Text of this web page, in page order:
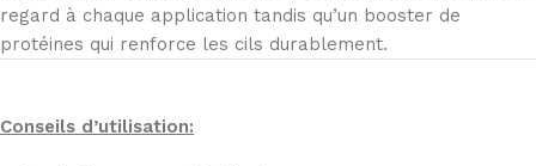
regard à chaque application tandis qu’un booster de
protéines qui renforce les cils durablement.
Conseils d’utilisation: